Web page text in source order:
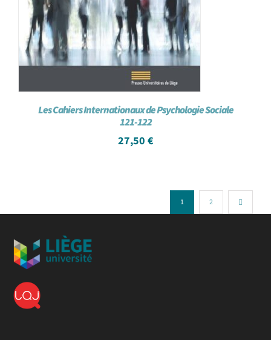
Les Cahiers Internationaux de Psychologie Sociale
121-122
27,50 €
1 2